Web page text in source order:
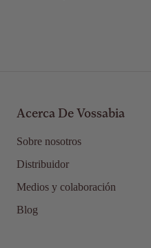
Acerca De Vossabia
Sobre nosotros
Distribuidor
Medios y colaboración
Blog